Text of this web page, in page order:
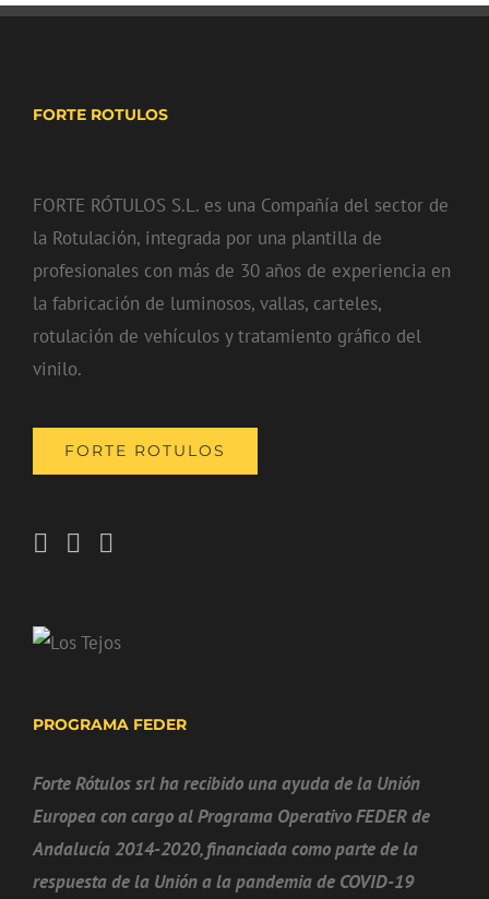
FORTE ROTULOS
FORTE RÓTULOS S.L. es una Compañía del sector de
la Rotulación, integrada por una plantilla de
profesionales con más de 30 años de experiencia en
la fabricación de luminosos, vallas, carteles,
rotulación de vehículos y tratamiento gráfico del
vinilo.
FORTE ROTULOS
PROGRAMA FEDER
Forte Rótulos srl ha recibido una ayuda de la Unión
Europea con cargo al Programa Operativo FEDER de
Andalucía 2014-2020, financiada como parte de la
respuesta de la Unión a la pandemia de COVID-19